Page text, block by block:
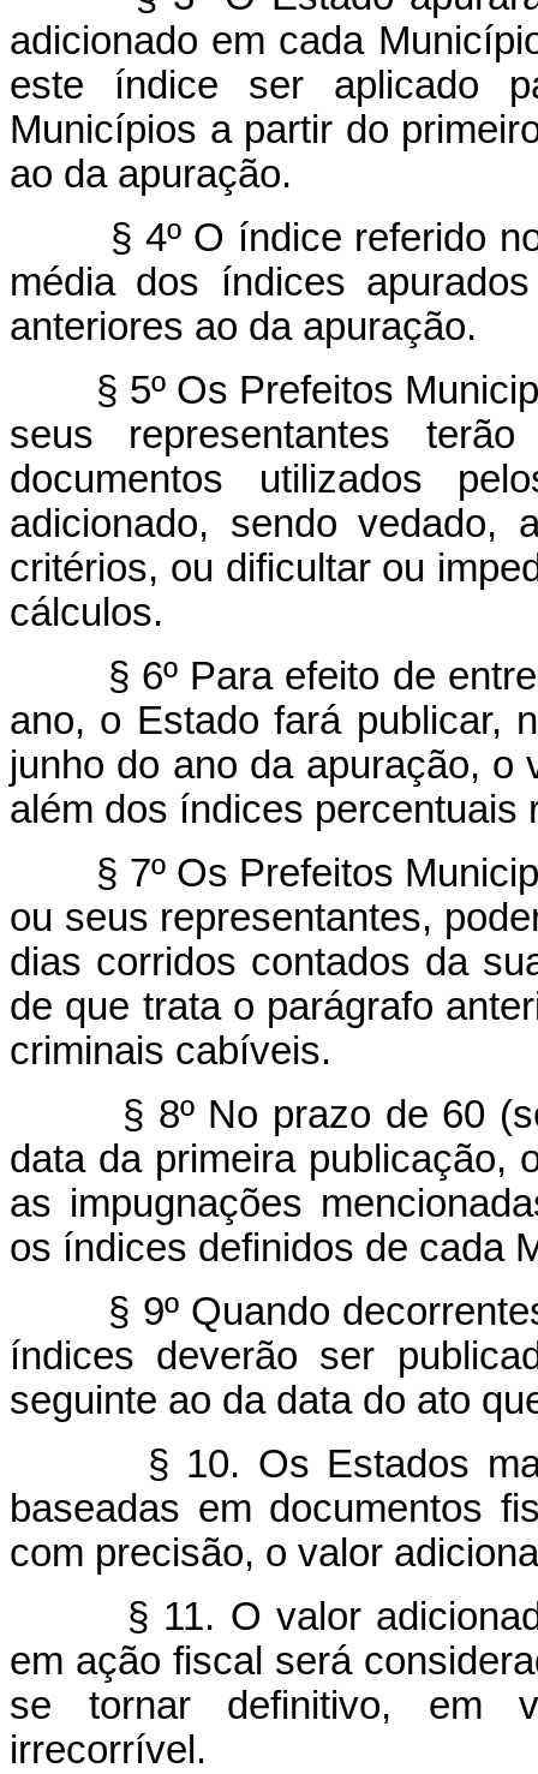
adicionado em cada
este índice ser aplicado
Municípios a partir do
ao da apuração.
§ 4º O índice referido
média dos índices
anteriores ao da apuração.
§ 5º Os Prefeitos
seus representantes
documentos utilizados
adicionado, sendo vedado,
critérios, ou dificultar ou
cálculos.
§ 6º Para efeito de
ano, o Estado fará publicar,
junho do ano da apuração, o
além dos índices percentuais
§ 7º Os Prefeitos
ou seus representantes,
dias corridos contados da
de que trata o parágrafo
criminais cabíveis.
§ 8º No prazo de 60
data da primeira publicação,
as impugnações
os índices definidos de cada
§ 9º Quando
índices deverão ser
seguinte ao da data do ato
§ 10. Os Estados
baseadas em documentos
com precisão, o valor
§ 11. O valor
em ação fiscal será
se tornar definitivo, em
irrecorrível.